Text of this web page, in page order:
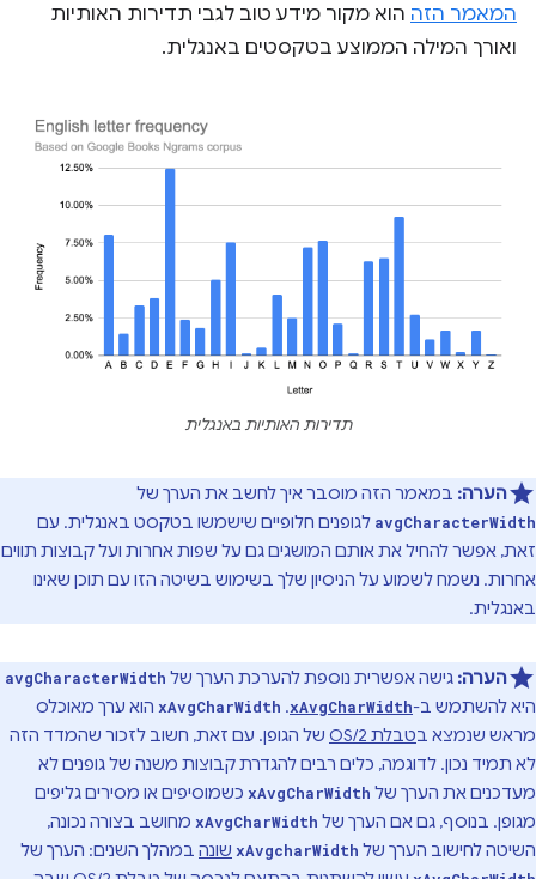
המאמר הזה הוא מקור מידע טוב לגבי תדירות האותיות
ואורך המילה הממוצע בטקסטים באנגלית.
תדירות האותיות באנגלית
הערה: במאמר הזה מוסבר איך לחשב את הערך של
avgCharacterWidth לגופנים חלופיים שישמשו בטקסט באנגלית. עם
זאת, אפשר להחיל את אותם המושגים גם על שפות אחרות ועל קבוצות תווים
אחרות. נשמח לשמוע על הניסיון שלך בשימוש בשיטה הזו עם תוכן שאינו
באנגלית.
הערה: גישה אפשרית נוספת להערכת הערך של avgCharacterWidth
היא להשתמש ב-xAvgCharWidth
.
xAvgCharWidth הוא ערך מאוכלס
מראש שנמצא בטבלת OS/2
של הגופן. עם זאת, חשוב לזכור שהמדד הזה
לא תמיד נכון. לדוגמה, כלים רבים להגדרת קבוצות משנה של גופנים לא
מעדכנים את הערך של xAvgCharWidth כשמוסיפים או מסירים גליפים
מגופן. בנוסף, גם אם הערך של xAvgCharWidth מחושב בצורה נכונה,
השיטה לחישוב הערך של xAvgcharWidth שונה במהלך השנים: הערך של